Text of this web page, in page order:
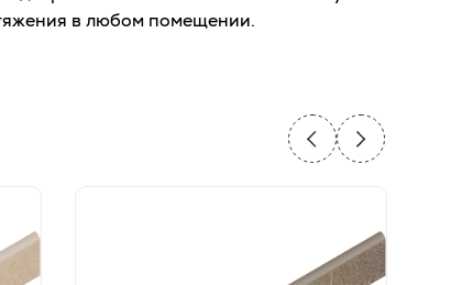
в любом помещении.